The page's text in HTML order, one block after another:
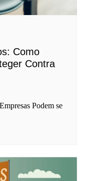
Como
Contra
Podem se